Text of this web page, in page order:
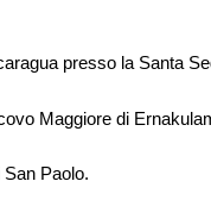
presso la Santa
Maggiore di
San Paolo.